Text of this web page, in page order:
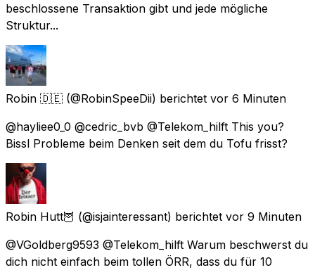
beschlossene Transaktion gibt und jede mögliche
Struktur...
Robin 🇩🇪 (@RobinSpeeDii) berichtet vor 6 Minuten
@hayliee0_0 @cedric_bvb @Telekom_hilft This you?
Bissl Probleme beim Denken seit dem du Tofu frisst?
Robin Hutt🦉 (@isjainteressant) berichtet vor 9 Minuten
@VGoldberg9593 @Telekom_hilft Warum beschwerst du
dich nicht einfach beim tollen ÖRR, dass du für 10